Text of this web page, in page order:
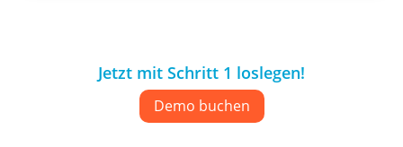
Jetzt mit Schritt 1 loslegen!
Demo buchen